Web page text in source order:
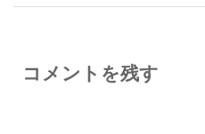
コメントを残す